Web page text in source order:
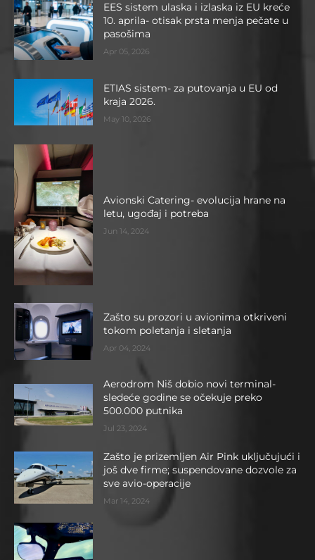
EES sistem ulaska i izlaska iz EU kreće
10. aprila- otisak prsta menja pečate u
pasošima
Apr 05, 2026
ETIAS sistem- za putovanja u EU od
kraja 2026.
May 10, 2026
Avionski Catering- evolucija hrane na
letu, ugođaj i potreba
Jun 14, 2024
Zašto su prozori u avionima otkriveni
tokom poletanja i sletanja
Apr 04, 2024
Aerodrom Niš dobio novi terminal-
sledeće godine se očekuje preko
500.000 putnika
Jul 23, 2024
Zašto je prizemljen Air Pink uključujući i
još dve firme; suspendovane dozvole za
sve avio-operacije
Mar 14, 2024